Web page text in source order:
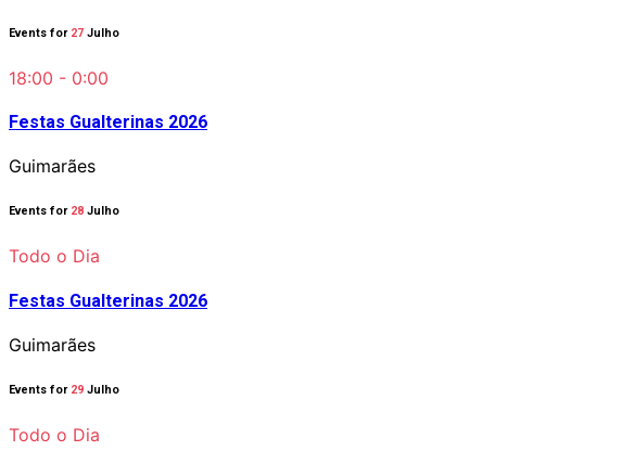
Events for 27 Julho
18:00 - 0:00
Festas Gualterinas 2026
Guimarães
Events for 28 Julho
Todo o Dia
Festas Gualterinas 2026
Guimarães
Events for 29 Julho
Todo o Dia